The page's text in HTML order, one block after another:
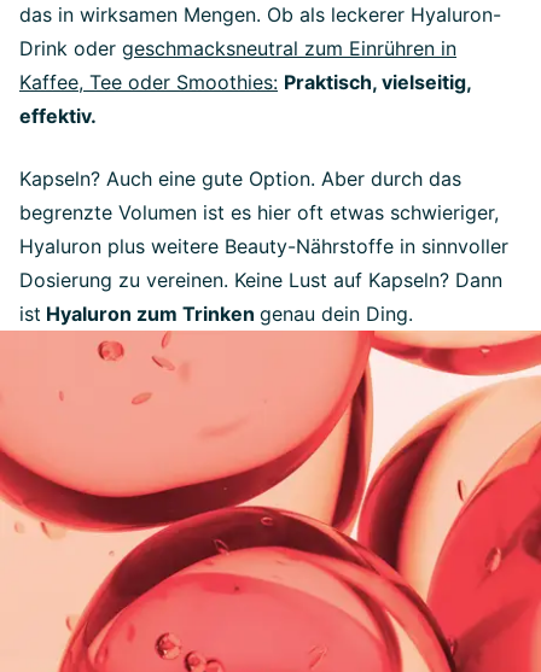
das in wirksamen Mengen. Ob als leckerer Hyaluron-
Drink oder geschmacksneutral zum Einrühren in
Kaffee, Tee oder Smoothies: Praktisch, vielseitig,
effektiv.
Kapseln? Auch eine gute Option. Aber durch das
begrenzte Volumen ist es hier oft etwas schwieriger,
Hyaluron plus weitere Beauty-Nährstoffe in sinnvoller
Dosierung zu vereinen. Keine Lust auf Kapseln? Dann
ist Hyaluron zum Trinken genau dein Ding.